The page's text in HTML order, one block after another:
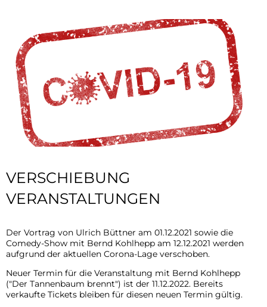
VERSCHIEBUNG
VERANSTALTUNGEN
Der Vortrag von Ulrich Büttner am 01.12.2021 sowie die
Comedy-Show mit Bernd Kohlhepp am 12.12.2021 werden
aufgrund der aktuellen Corona-Lage verschoben.
Neuer Termin für die Veranstaltung mit Bernd Kohlhepp
("Der Tannenbaum brennt") ist der 11.12.2022. Bereits
verkaufte Tickets bleiben für diesen neuen Termin gültig.